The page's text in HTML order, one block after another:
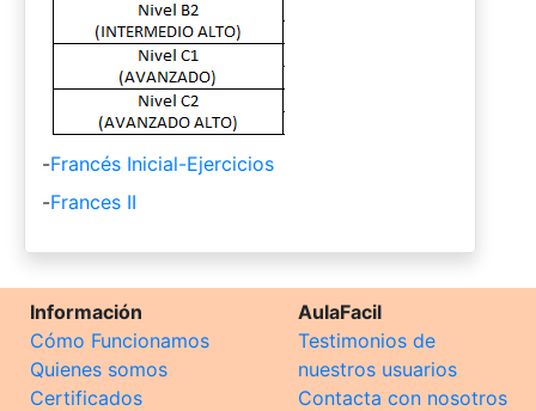
-Francés Inicial-Ejercicios
-Frances II
Información
Cómo Funcionamos
Quienes somos
Certificados
AulaFacil
Testimonios de
nuestros usuarios
Contacta con nosotros